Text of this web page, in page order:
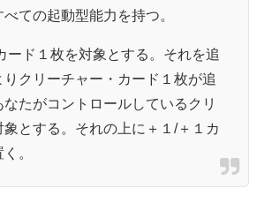
ての起動型能力を持つ。
ード１枚を対象とする。それを追
クリーチャー・カード１枚が追
たがコントロールしているクリ
とする。それの上に＋１/＋１カ
。